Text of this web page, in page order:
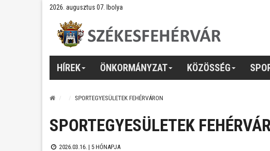
2026. augusztus 07. Ibolya
HÍREK ÖNKORMÁNYZAT KÖZÖSSÉG
SPORTEGYESÜLETEK FEHÉRVÁRON
SPORTEGYESÜLETEK
2026.03.16. | 5 HÓNAPJA